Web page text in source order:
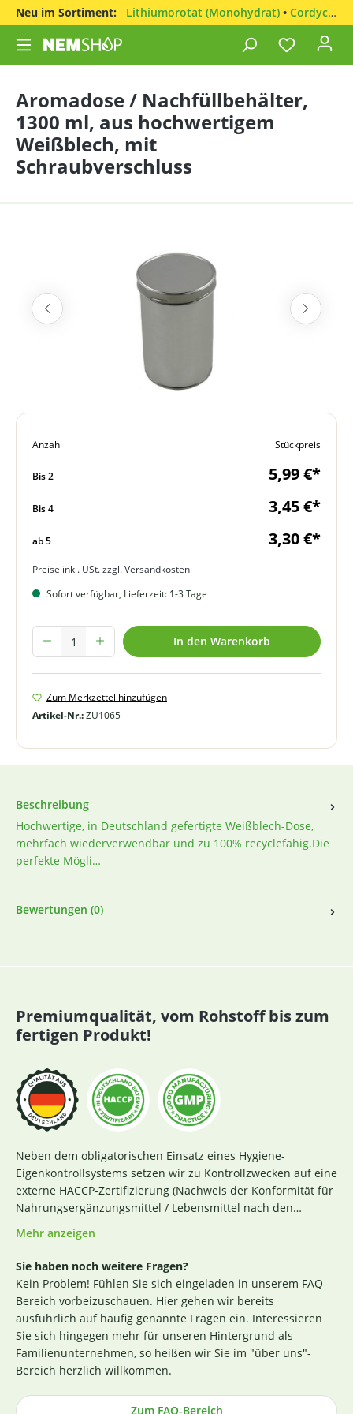
Neu im Sortiment: Lithiumorotat (Monohydrat) • Cordyceps sinensis
Aromadose / Nachfüllbehälter,
1300 ml, aus hochwertigem
Weißblech, mit
Schraubverschluss
Anzahl Stückpreis
Bis2 5,99 €*
Bis4 3,45 €*
ab5 3,30 €*
Preise inkl. USt. zzgl. Versandkosten
Sofort verfügbar, Lieferzeit: 1-3 Tage
Produkt Anzahl: Gib den gewünschten Wert ein oder benutze die
In den Warenkorb
Zum Merkzettel hinzufügen
Artikel-Nr.:ZU1065
Beschreibung
Hochwertige, in Deutschland gefertigte Weißblech-Dose,
mehrfach wiederverwendbar und zu 100% recyclefähig.Die
perfekte Mögli…
Bewertungen (0)
Premiumqualität, vom Rohstoff bis zum
fertigen Produkt!
Neben dem obligatorischen Einsatz eines Hygiene-
Eigenkontrollsystems setzen wir zu Kontrollzwecken auf eine
externe HACCP-Zertifizierung (Nachweis der Konformität für
Nahrungsergänzungsmittel / Lebensmittel nach den
Richtlinien des Codex Alimentarius und der Verordnung EG
Nr. 852 / 2004 des Europäischen Parlaments). Das aktuelle
Zertifikat finden Siehier
. Darüber hinaus beginnt für uns
die Sicherstellung einer erstklassigen Produktqualität
bereits bei der strengen Durchleuchtung und Auswahl
unserer (Rohstoff-)Lieferanten. Die Produktion nach GMP-
Richtlinie ist hierbei ein wichtiges Kriterium. Losgelöst von
den Tests der Hersteller untersuchen wir zusätzlich, ohne
rechtlich dazu verpflichtet zu sein, einen Großteil der
weisen dies durch die Veröffentlichung entsprechender
Mehr anzeigen
Sie haben noch weitere Fragen?
Kein Problem! Fühlen Sie sich eingeladen in unserem FAQ-
Bereich vorbeizuschauen. Hier gehen wir bereits
ausführlich auf häufig genannte Fragen ein. Interessieren
Sie sich hingegen mehr für unseren Hintergrund als
Familienunternehmen, so heißen wir Sie im "über uns"-
Bereich herzlich willkommen.
Zum FAQ-Bereich